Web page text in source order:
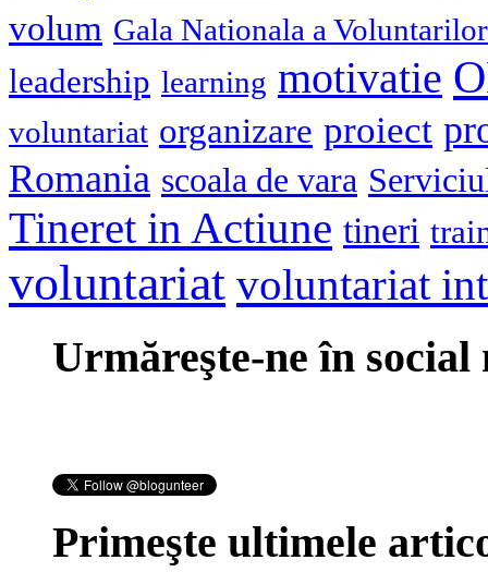
volum Gala Nationala a Voluntarilor
leadership learning motivatie
voluntariat organizare proiect
Romania scoala de vara
Tineret in Actiune tineri
voluntariat voluntariat
Urmăreşte-ne în social
Primeşte ultimele